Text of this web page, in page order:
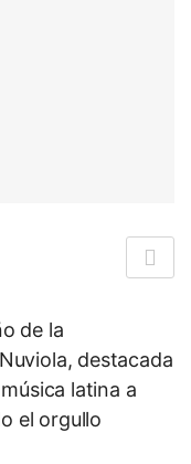
de la
destacada
latina a
el orgullo